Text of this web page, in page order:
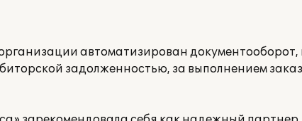
автоматизирован документооборот,
задолженностью, за выполнением